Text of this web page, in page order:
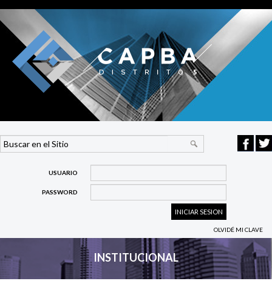
USUARIO
PASSWORD
OLVIDÉ MI CLAVE
INSTITUCIONAL